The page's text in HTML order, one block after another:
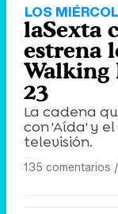
LOS
laSexta
estrena
Walking
23
La cadena
con 'Aída' y
televisión.
135 comentarios |